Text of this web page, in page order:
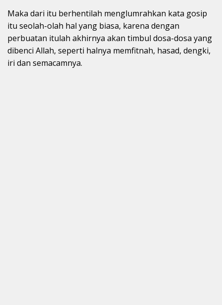
Maka dari itu berhentilah menglumrahkan kata gosip
itu seolah-olah hal yang biasa, karena dengan
perbuatan itulah akhirnya akan timbul dosa-dosa yang
dibenci Allah, seperti halnya memfitnah, hasad, dengki,
iri dan semacamnya.